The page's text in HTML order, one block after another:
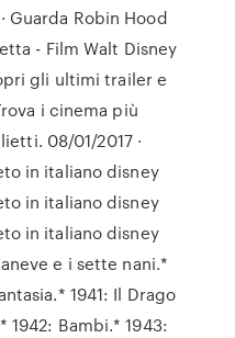
Guarda Robin Hood
- Film Walt Disney
gli ultimi trailer e
i cinema più
08/01/2017 ·
in italiano disney
in italiano disney
in italiano disney
e i sette nani.*
1941: Il Drago
1942: Bambi.* 1943: